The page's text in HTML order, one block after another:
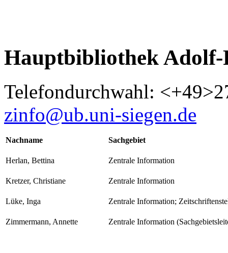
Hauptbibliothek Adolf-
Telefondurchwahl:
zinfo@ub.uni-siegen.de
Nachname Sachgebiet
Herlan, Bettina Zentrale Information
Kretzer, Christiane Zentrale Information
Lüke, Inga Zentrale Information;
Zimmermann, Annette Zentrale Information